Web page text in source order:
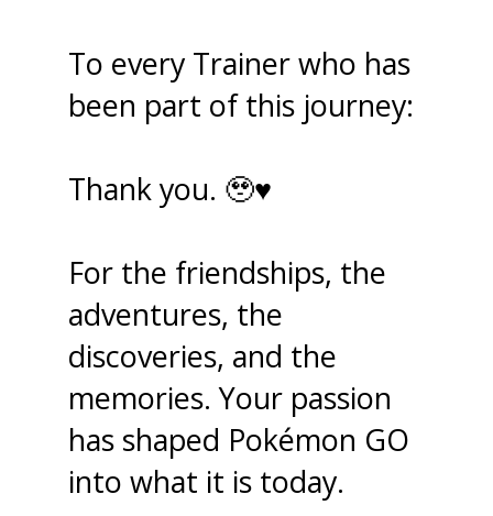
To every Trainer who has
been part of this journey:
Thank you. 🥹♥️
For the friendships, the
adventures, the
discoveries, and the
memories. Your passion
has shaped Pokémon GO
into what it is today.